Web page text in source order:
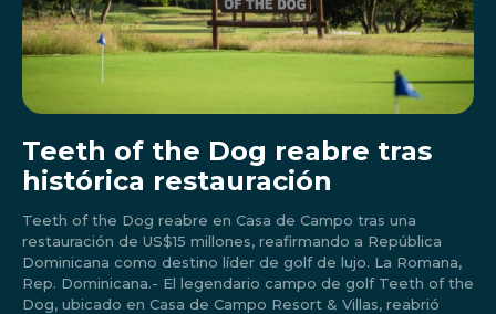
Teeth of the Dog reabre tras
histórica restauración
Teeth of the Dog reabre en Casa de Campo tras una
restauración de US$15 millones, reafirmando a República
Dominicana como destino líder de golf de lujo. La Romana,
Rep. Dominicana.- El legendario campo de golf Teeth of the
Dog, ubicado en Casa de Campo Resort & Villas, reabrió